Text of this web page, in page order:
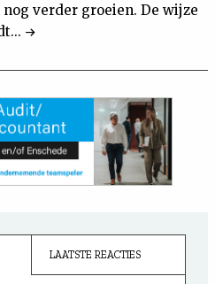
verder groeien. De wijze
LAATSTE REACTIES